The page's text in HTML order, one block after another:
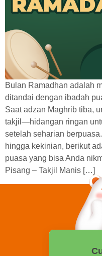
Bulan Ramadhan adalah
ditandai dengan ibadah
Saat adzan Maghrib tiba,
takjil—hidangan ringan
setelah seharian
hingga kekinian, berikut
puasa yang bisa Anda
Pisang – Takjil Manis […]